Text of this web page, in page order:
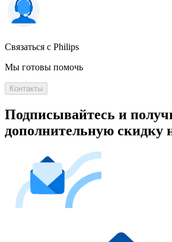
Связаться с Philips
Мы готовы помочь
Контакты
Подписывайтесь и
дополнительную скидку